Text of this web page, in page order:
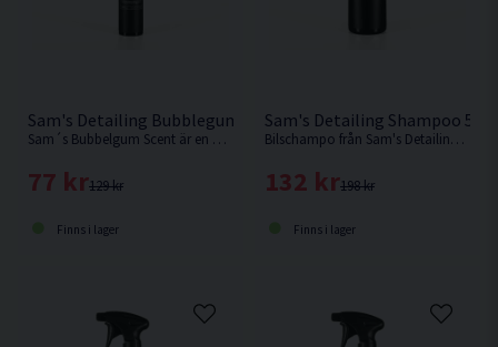
Sam's Detailing Bubblegum Scent 100ml Interiördoft
Sam´s Bubbelgum Scent är en doftförbättrare i flytande form med tuggummidoft.
129 kr
77 kr
Finns i lager
Sam's Detailing Shampoo
Bilschampo från Sam's Detailing med doft av bubbelgum.
198 kr
132 kr
Finns i lager